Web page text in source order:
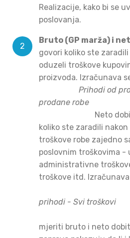
Realizacije, kako bi se
poslovanja.
Bruto (GP marža) i
govori koliko ste
oduzeli troškove
proizvoda. Izračunava
Prihodi od
prodane robe
Neto dobit
koliko ste zaradili
troškove robe zajedno
poslovnim troškovima -
administrativne
troškove itd.
prihodi - Svi troškovi
mjeriti bruto i neto